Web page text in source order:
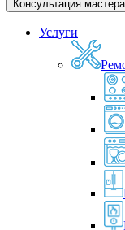
Консультация мастера
Услуги